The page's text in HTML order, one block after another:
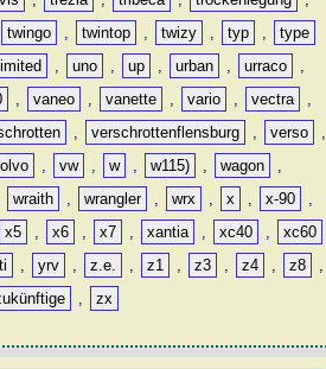
twingo , twintop , twizy , typ ,
type
, uno , up , urban , urraco
,
, vaneo , vanette , vario , vectra
,
, verschrottenflensburg , verso
,
, vw , w , w115) , wagon
,
wraith , wrangler , wrx , x , x-90
,
x5 , x6 , x7 , xantia , xc40 ,
xc60
, yrv , z.e. , z1 , z3 , z4 , z8
,
, zx